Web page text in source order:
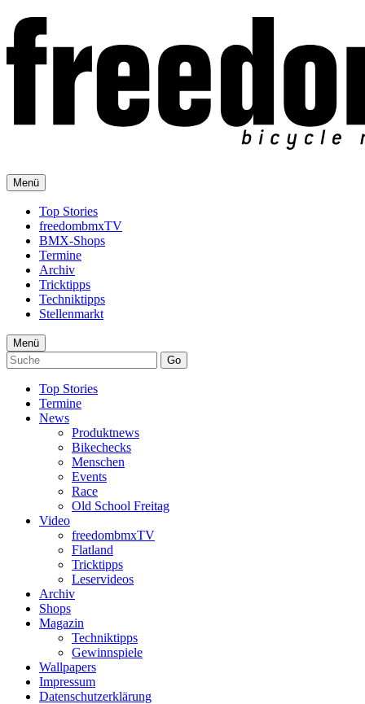
Menü
Top Stories
freedombmxTV
BMX-Shops
Termine
Archiv
Tricktipps
Techniktipps
Stellenmarkt
Menü
Go
Top Stories
Termine
News
Produktnews
Bikechecks
Menschen
Events
Race
Old School Freitag
Video
freedombmxTV
Flatland
Tricktipps
Leservideos
Archiv
Shops
Magazin
Techniktipps
Gewinnspiele
Wallpapers
Impressum
Datenschutzerklärung